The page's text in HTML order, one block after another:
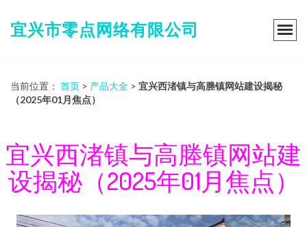
宜兴市零点网络有限公司
当前位置： 首页 > 产品大全 > 宜兴西渚镇与高塍镇网站建设揭秘
（2025年01月焦点）
宜兴西渚镇与高塍镇网站建
设揭秘（2025年01月焦点）